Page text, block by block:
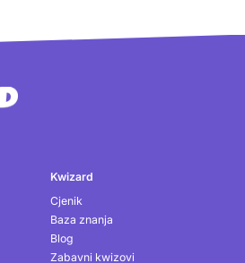
Kwizard
Cjenik
Baza znanja
Blog
Zabavni kwizovi